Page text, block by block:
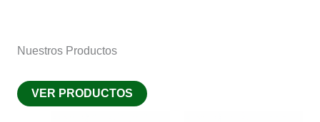
Nuestros Productos
VER PRODUCTOS